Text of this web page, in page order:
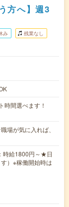
方へ】週3
み 残業なし
間選べます！
が気に入れば、
時給1800円～★日
）※稼働開始時は